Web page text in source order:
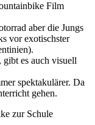
Film
aber die Jungs
vor exotischster
gibt es auch visuell
spektakulärer. Da
gehen.
zur Schule